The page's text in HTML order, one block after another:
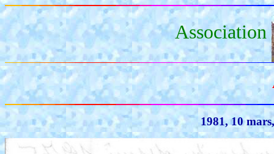
Association
1981, 10